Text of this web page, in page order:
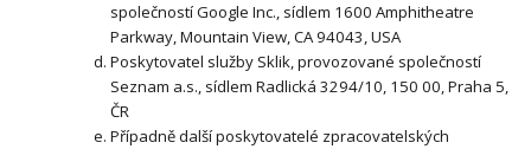
společností Google Inc., sídlem 1600 Amphitheatre
Parkway, Mountain View, CA 94043, USA
Poskytovatel služby Sklik, provozované společností
Seznam a.s., sídlem Radlická 3294/10, 150 00, Praha 5,
ČR
Případně další poskytovatelé zpracovatelských